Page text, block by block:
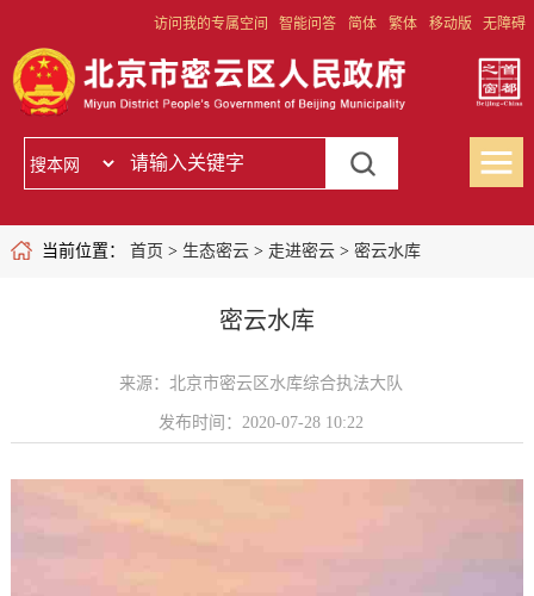
访问我的专属空间 智能问答 简体 繁体 移动版 无障碍
当前位置： 首页 > 生态密云> 走进密云> 密云水库
密云水库
来源：北京市密云区水库综合执法大队
发布时间：2020-07-28 10:22